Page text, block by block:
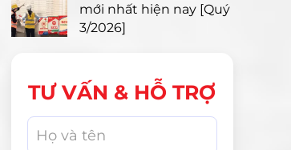
mới nhất hiện nay [Quý
3/2026]
TƯ VẤN & HỖ TRỢ